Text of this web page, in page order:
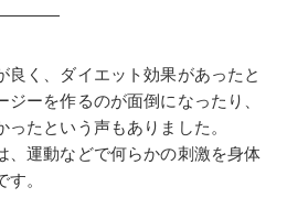
良く、ダイエット効果があったと
ーを作るのが面倒になったり、
たという声もありました。
、運動などで何らかの刺激を身体
。